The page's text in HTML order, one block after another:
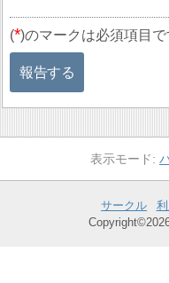
(*)のマークは必須項目で
報告する
サークル